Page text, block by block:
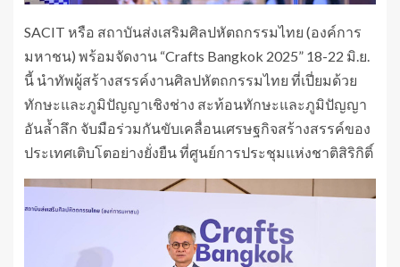
SACIT หรือ สถาบันส่งเสริมศิลปหัตถกรรมไทย (องค์การ
มหาชน) พร้อมจัดงาน “Crafts Bangkok 2025” 18-22 มิ.ย.
นี้ นำทัพผู้สร้างสรรค์งานศิลปหัตถกรรมไทย ที่เปี่ยมด้วย
ทักษะและภูมิปัญญาเชิงช่าง สะท้อนทักษะและภูมิปัญญา
อันล้ำลึก จับมือร่วมกันขับเคลื่อนเศรษฐกิจสร้างสรรค์ของ
ประเทศเติบโตอย่างยั่งยืน ที่ศูนย์การประชุมแห่งชาติสิริกิติ์